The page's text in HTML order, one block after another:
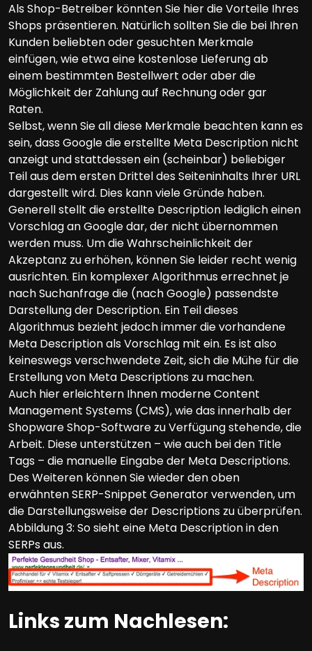
Als Shop-Betreiber könnten Sie hier die Vorteile Ihres
Shops präsentieren. Natürlich sollten Sie die bei Ihren
Kunden beliebten oder gesuchten Merkmale
einfügen, wie etwa eine kostenlose Lieferung ab
einem bestimmten Bestellwert oder aber die
Möglichkeit der Zahlung auf Rechnung oder gar
Raten.
Selbst, wenn Sie all diese Merkmale beachten kann es
sein, dass Google die erstellte Meta Description nicht
anzeigt und stattdessen ein (scheinbar) beliebiger
Teil aus dem ersten Drittel des Seiteninhalts Ihrer URL
dargestellt wird. Dies kann viele Gründe haben.
Generell stellt die erstellte Description lediglich einen
Vorschlag an Google dar, der nicht übernommen
werden muss. Um die Wahrscheinlichkeit der
Akzeptanz zu erhöhen, können Sie leider recht wenig
ausrichten. Ein komplexer Algorithmus errechnet je
nach Suchanfrage die (nach Google) passendste
Darstellung der Description. Ein Teil dieses
Algorithmus bezieht jedoch immer die vorhandene
Meta Description als Vorschlag mit ein. Es ist also
keineswegs verschwendete Zeit, sich die Mühe für die
Erstellung von Meta Descriptions zu machen.
Auch hier erleichtern Ihnen moderne Content
Management Systems (CMS), wie das innerhalb der
Shopware Shop-Software zu Verfügung stehende, die
Arbeit. Diese unterstützen – wie auch bei den Title
Tags – die manuelle Eingabe der Meta Descriptions.
Des Weiteren können Sie wieder den oben
erwähnten SERP-Snippet Generator verwenden, um
die Darstellungsweise der Descriptions zu überprüfen.
Abbildung 3: So sieht eine Meta Description in den
SERPs aus.
Links zum Nachlesen: